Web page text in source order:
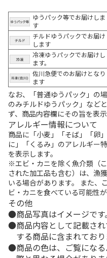
ゆうパック等でお届けしま
す
チルドゆうパックでお届け
します
冷凍ゆうパックでお届けし
ます。
佐川急便でのお届けとなり
ます
なお、「普通ゆうパック」の
のみチルドゆうパック」など
ず、商品内容欄にその旨を表示
アレルギー情報について
商品に「小麦」「そば」「卵
に」「くるみ」のアレルギー
を表示します。
※エビ・カニを除く魚介類（
された加工品も含む）は、漁
いる場合があります。 また、
ビ・カニを食べている可能性が
その他
商品写真はイメージです。
商品内容として記載さ
する商品に含まれており
商品の色は、ご覧にな